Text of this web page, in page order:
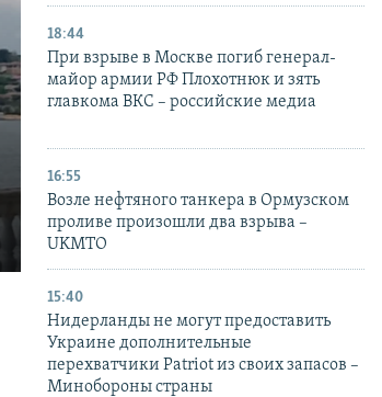
18:44
При взрыве в Москве погиб генерал-
майор армии РФ Плохотнюк и зять
главкома ВКС – российские медиа
16:55
Возле нефтяного танкера в Ормузском
проливе произошли два взрыва –
UKMTO
15:40
Нидерланды не могут предоставить
Украине дополнительные
перехватчики Patriot из своих запасов –
Минобороны страны